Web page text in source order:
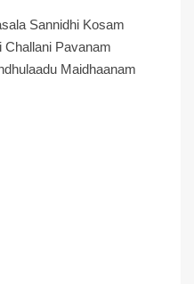
Sannidhi Kosam
Challani Pavanam
Maidhaanam